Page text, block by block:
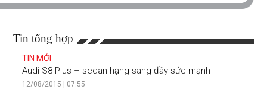
Tin tổng hợp
TIN MỚI
Audi S8 Plus – sedan hạng sang đầy sức mạnh
12/08/2015 | 07:55